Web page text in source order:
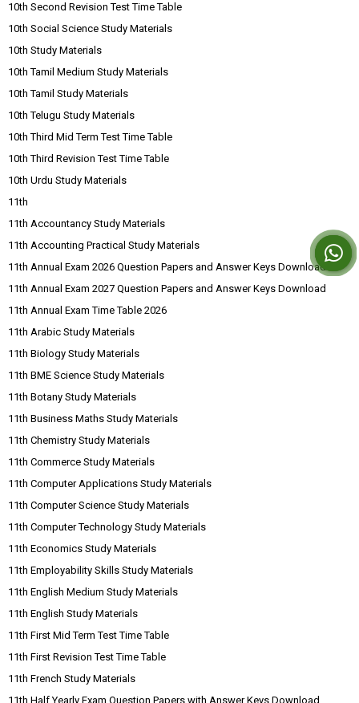
10th Second Revision Test Time Table
10th Social Science Study Materials
10th Study Materials
10th Tamil Medium Study Materials
10th Tamil Study Materials
10th Telugu Study Materials
10th Third Mid Term Test Time Table
10th Third Revision Test Time Table
10th Urdu Study Materials
11th
11th Accountancy Study Materials
11th Accounting Practical Study Materials
11th Annual Exam 2026 Question Papers and Answer Keys Download
11th Annual Exam 2027 Question Papers and Answer Keys Download
11th Annual Exam Time Table 2026
11th Arabic Study Materials
11th Biology Study Materials
11th BME Science Study Materials
11th Botany Study Materials
11th Business Maths Study Materials
11th Chemistry Study Materials
11th Commerce Study Materials
11th Computer Applications Study Materials
11th Computer Science Study Materials
11th Computer Technology Study Materials
11th Economics Study Materials
11th Employability Skills Study Materials
11th English Medium Study Materials
11th English Study Materials
11th First Mid Term Test Time Table
11th First Revision Test Time Table
11th French Study Materials
11th Half Yearly Exam Question Papers with Answer Keys Download